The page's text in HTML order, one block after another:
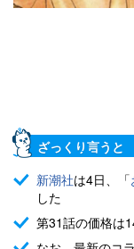
ざっくり言うと
新潮社は4日、「
した
第31話の価格は